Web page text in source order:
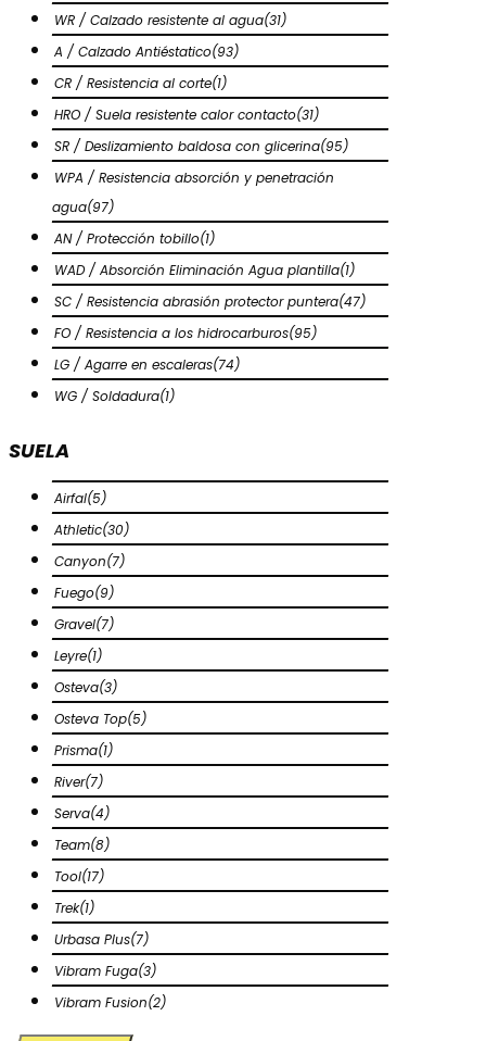
WR / Calzado resistente al agua(31)
A / Calzado Antiéstatico(93)
CR / Resistencia al corte(1)
HRO / Suela resistente calor contacto(31)
SR / Deslizamiento baldosa con glicerina(95)
WPA / Resistencia absorción y penetración
agua(97)
AN / Protección tobillo(1)
WAD / Absorción Eliminación Agua plantilla(1)
SC / Resistencia abrasión protector puntera(47)
FO / Resistencia a los hidrocarburos(95)
LG / Agarre en escaleras(74)
WG / Soldadura(1)
SUELA
Airfal(5)
Athletic(30)
Canyon(7)
Fuego(9)
Gravel(7)
Leyre(1)
Osteva(3)
Osteva Top(5)
Prisma(1)
River(7)
Serva(4)
Team(8)
Tool(17)
Trek(1)
Urbasa Plus(7)
Vibram Fuga(3)
Vibram Fusion(2)